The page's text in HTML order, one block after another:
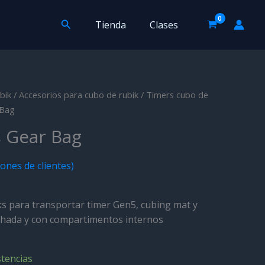
Buscar Tienda Clases
/ Accesorios para cubo de rubik / Timers cubo de
Bag
de clientes)
para transportar timer Gen5, cubing mat y
y con compartimentos internos
cantidad